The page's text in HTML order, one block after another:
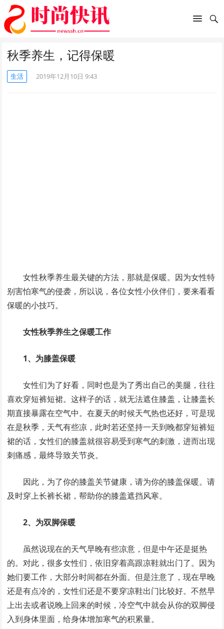
秋季养生，记得保暖
生活 2019年12月10日 9:43
女性秋季养生最关键的方法，那就是保暖。因为女性特
别害怕寒气的侵袭，所以说，各位女性小伙伴们，要来看看
保暖的小技巧。
女性秋季养生之保暖工作
1、为膝盖保暖
女性们为了好看，同时也是为了秀出自己的美腿，往往
喜欢穿短裤短裙。这样子的话，就无法遮住膝盖，让膝盖长
期直接暴露在空气中。在夏天的时候天气热也还好，可是现
在是秋季，天气有些凉，此时若还坚持一天到晚都穿短裤短
裙的话，女性们的膝盖就很容易受到寒气的刺激，进而出现
刺痛感，最终导致关节炎。
因此，为了你的膝盖关节健康，请为你的膝盖保暖。请
及时穿上长裤长裙，帮助你的膝盖遮挡风寒。
2、为双脚保暖
虽然说现在的天气早晚有些凉意，但是中午还是挺热
的。对此，很多女性们，依旧穿着高跟凉鞋就出门了。因为
她们要工作，大部分时间都在外面。但是注意了，现在早晚
还是有点冷的，女性们还是不要穿凉鞋出门比较好。不然早
上出去或者说晚上回来的时候，冷空气中就会从你的双脚侵
入到身体里面，给身体增加寒气的积累量。